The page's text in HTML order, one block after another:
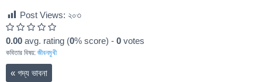
Post Views: ২০৩
0.00 avg. rating (0% score) - 0 votes
কবিতার বিষয়: জীবনমুখী
« গদ্য ভাবনা